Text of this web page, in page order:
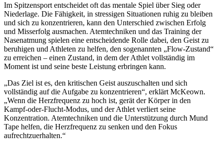
Im Spitzensport entscheidet oft das mentale Spiel über Sieg oder
Niederlage. Die Fähigkeit, in stressigen Situationen ruhig zu bleiben
und sich zu konzentrieren, kann den Unterschied zwischen Erfolg
und Misserfolg ausmachen. Atemtechniken und das Training der
Nasenatmung spielen eine entscheidende Rolle dabei, den Geist zu
beruhigen und Athleten zu helfen, den sogenannten „Flow-Zustand“
zu erreichen – einen Zustand, in dem der Athlet vollständig im
Moment ist und seine beste Leistung erbringen kann.
„Das Ziel ist es, den kritischen Geist auszuschalten und sich
vollständig auf die Aufgabe zu konzentrieren“, erklärt McKeown.
„Wenn die Herzfrequenz zu hoch ist, gerät der Körper in den
Kampf-oder-Flucht-Modus, und der Athlet verliert seine
Konzentration. Atemtechniken und die Unterstützung durch Mund
Tape helfen, die Herzfrequenz zu senken und den Fokus
aufrechtzuerhalten.“